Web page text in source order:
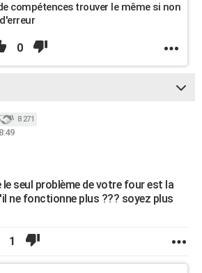
compétences trouver le même si non
0
8 271
seul problème de votre four est la
ne fonctionne plus ??? soyez plus
1